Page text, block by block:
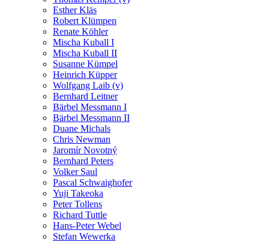
Esther Kläs
Robert Klümpen
Renate Köhler
Mischa Kuball I
Mischa Kuball II
Susanne Kümpel
Heinrich Küpper
Wolfgang Laib (v)
Bernhard Leitner
Bärbel Messmann I
Bärbel Messmann II
Duane Michals
Chris Newman
Jaromír Novotný
Bernhard Peters
Volker Saul
Pascal Schwaighofer
Yuji Takeoka
Peter Tollens
Richard Tuttle
Hans-Peter Webel
Stefan Wewerka